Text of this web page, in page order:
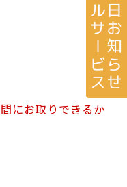
にお取りできるか